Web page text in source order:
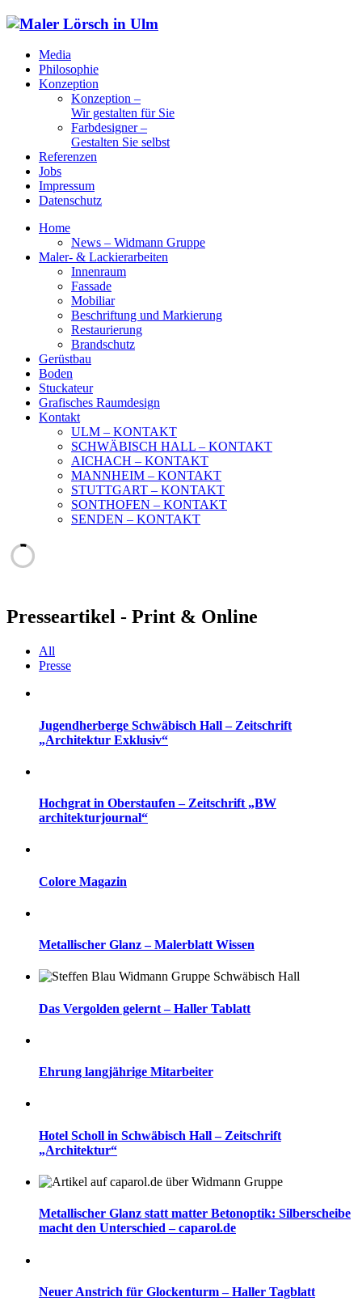
Media
Philosophie
Konzeption
Konzeption –
Wir gestalten für Sie
Farbdesigner –
Gestalten Sie selbst
Referenzen
Jobs
Impressum
Datenschutz
Home
News – Widmann Gruppe
Maler- & Lackierarbeiten
Innenraum
Fassade
Mobiliar
Beschriftung und Markierung
Restaurierung
Brandschutz
Gerüstbau
Boden
Stuckateur
Grafisches Raumdesign
Kontakt
ULM – KONTAKT
SCHWÄBISCH HALL – KONTAKT
AICHACH – KONTAKT
MANNHEIM – KONTAKT
STUTTGART – KONTAKT
SONTHOFEN – KONTAKT
SENDEN – KONTAKT
Presseartikel - Print & Online
All
Presse
Jugendherberge Schwäbisch Hall – Zeitschrift
„Architektur Exklusiv“
Hochgrat in Oberstaufen – Zeitschrift „BW
architekturjournal“
Colore Magazin
Metallischer Glanz – Malerblatt Wissen
Das Vergolden gelernt – Haller Tablatt
Ehrung langjährige Mitarbeiter
Hotel Scholl in Schwäbisch Hall – Zeitschrift
„Architektur“
Metallischer Glanz statt matter Betonoptik: Silberscheibe
macht den Unterschied – caparol.de
Neuer Anstrich für Glockenturm – Haller Tagblatt